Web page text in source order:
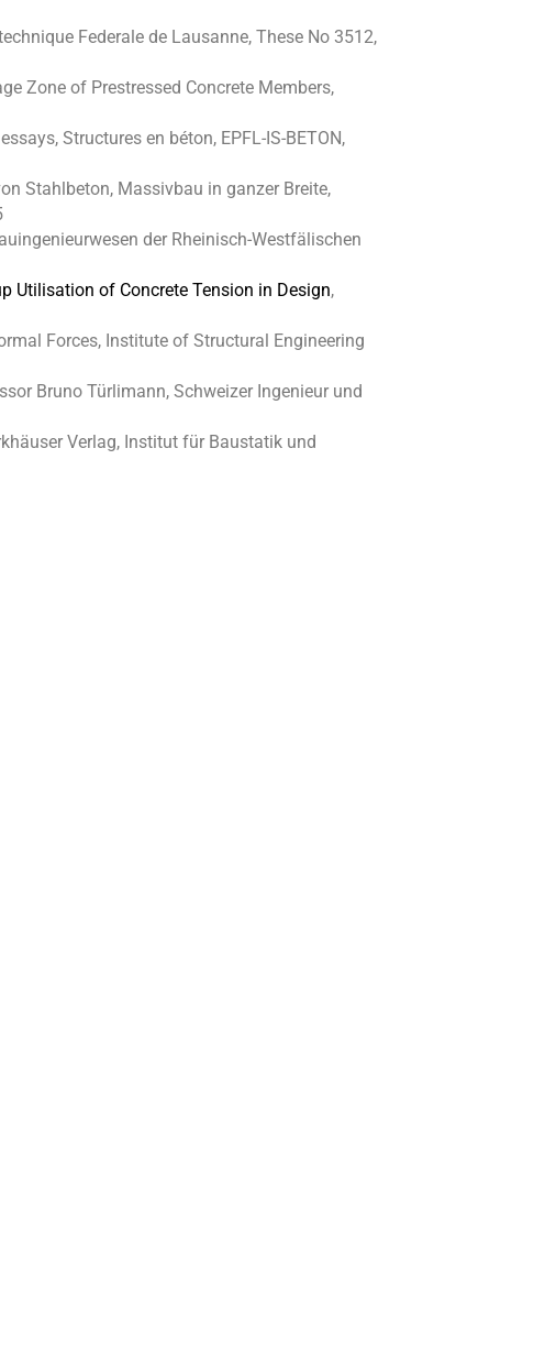
Federale de Lausanne, These No 3512,
Zone of Prestressed Concrete Members,
Structures en béton, EPFL-IS-BETON,
Stahlbeton, Massivbau in ganzer Breite,
der Rheinisch-Westfälischen
Utilisation of Concrete Tension in Design,
Forces, Institute of Structural Engineering
Bruno Türlimann, Schweizer Ingenieur und
Verlag, Institut für Baustatik und